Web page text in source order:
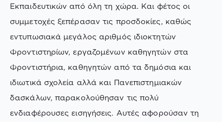
Εκπαιδευτικών από όλη τη χώρα. Και φέτος οι
συμμετοχές ξεπέρασαν τις προσδοκίες, καθώς
εντυπωσιακά μεγάλος αριθμός ιδιοκτητών
Φροντιστηρίων, εργαζομένων καθηγητών στα
Φροντιστήρια, καθηγητών από τα δημόσια και
ιδιωτικά σχολεία αλλά και Πανεπιστημιακών
δασκάλων, παρακολούθησαν τις πολύ
ενδιαφέρουσες εισηγήσεις. Αυτές αφορούσαν τη